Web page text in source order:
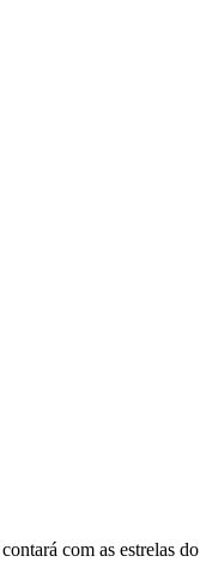
com as estrelas do